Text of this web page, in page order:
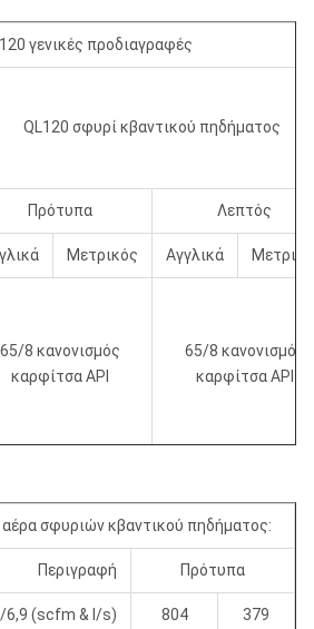
γενικές προδιαγραφές
QL120 σφυρί κβαντικού πηδήματος
Πρότυπα Λεπτός
Μετρικός Αγγλικά
65/8 κανονισμός
καρφίτσα API
65/8 κανονισμός
καρφίτσα API
1.837 72.3 1.837
σφυριών κβαντικού πηδήματος:
Περιγραφή Πρότυπα
6,9 (scfm & l/s) 804 379